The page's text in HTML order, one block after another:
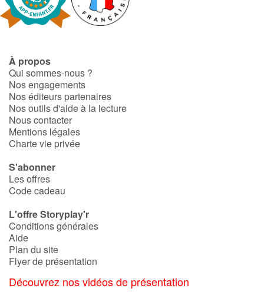
À propos
Qui sommes-nous ?
Nos engagements
Nos éditeurs partenaires
Nos outils d'aide à la lecture
Nous contacter
Mentions légales
Charte vie privée
S'abonner
Les offres
Code cadeau
L'offre Storyplay'r
Conditions générales
Aide
Plan du site
Flyer de présentation
Découvrez nos vidéos de présentation